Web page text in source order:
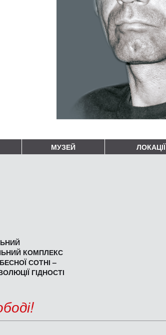
МУЗЕЙ ЛОКАЦІЇ
КОМПЛЕКС
СОТНІ –
ГІДНОСТІ